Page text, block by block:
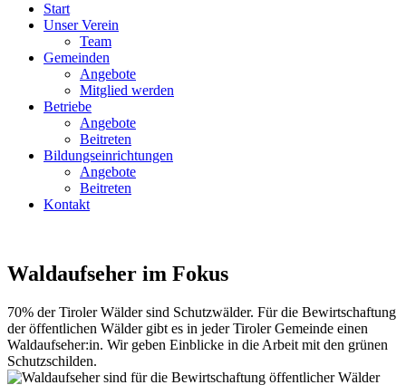
Start
Unser Verein
Team
Gemeinden
Angebote
Mitglied werden
Betriebe
Angebote
Beitreten
Bildungseinrichtungen
Angebote
Beitreten
Kontakt
Waldaufseher im Fokus
70% der Tiroler Wälder sind Schutzwälder. Für die Bewirtschaftung
der öffentlichen Wälder gibt es in jeder Tiroler Gemeinde einen
Waldaufseher:in. Wir geben Einblicke in die Arbeit mit den grünen
Schutzschilden.